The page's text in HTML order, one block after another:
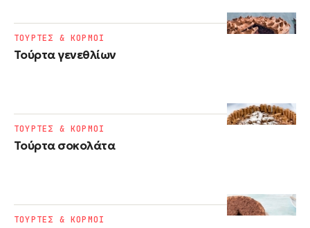
Τούρτα γενεθλίων
ΤΟΥΡΤΕΣ & ΚΟΡΜΟΙ
Τούρτα σοκολάτα
ΤΟΥΡΤΕΣ & ΚΟΡΜΟΙ
ΤΟΥΡΤΕΣ & ΚΟΡΜΟΙ